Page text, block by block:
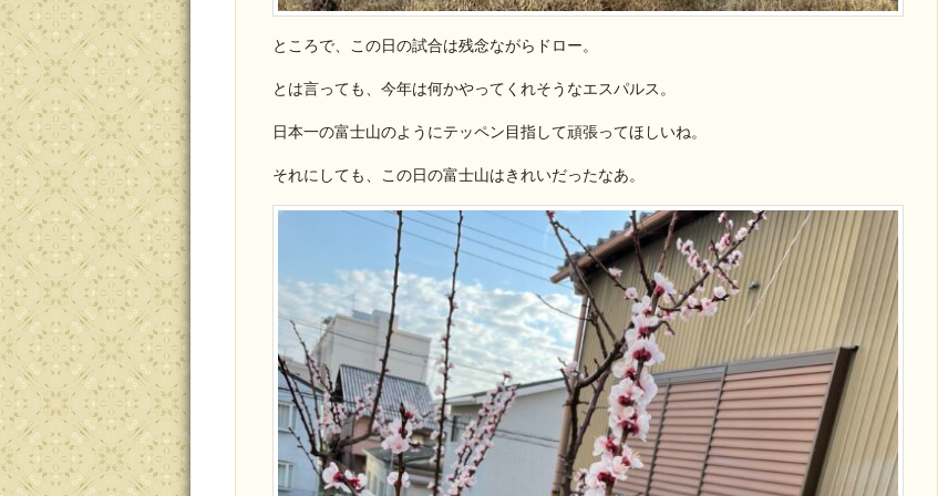
ところで、この日の試合は残念ながらドロー。
とは言っても、今年は何かやってくれそうなエスパルス。
日本一の富士山のようにテッペン目指して頑張ってほしいね。
それにしても、この日の富士山はきれいだったなあ。